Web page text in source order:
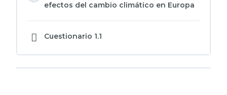
efectos del cambio climático en Europa
Cuestionario 1.1